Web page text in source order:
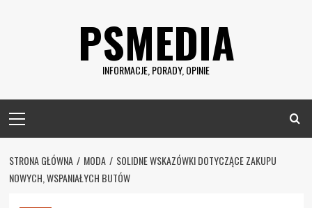
PSMEDIA
INFORMACJE, PORADY, OPINIE
Menu
STRONA GŁÓWNA MODA
SOLIDNE WSKAZÓWKI DOTYCZĄCE ZAKUPU
NOWYCH, WSPANIAŁYCH BUTÓW